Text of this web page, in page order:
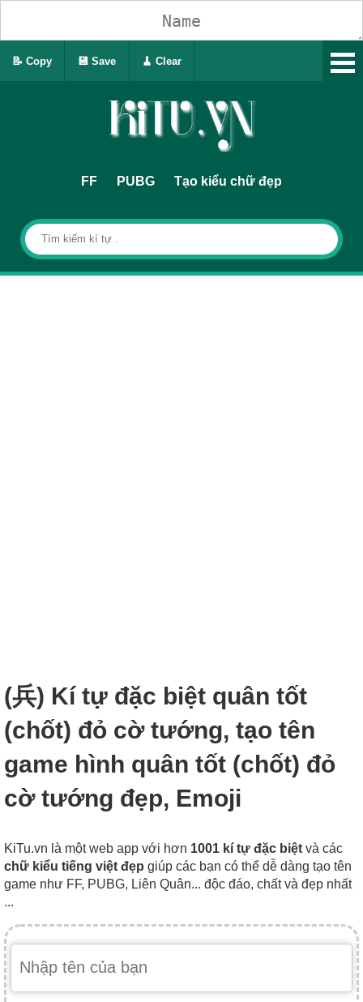
FF PUBG Tạo kiểu chữ đẹp
(兵) Kí tự đặc biệt quân tốt
(chốt) đỏ cờ tướng, tạo tên
game hình quân tốt (chốt) đỏ
cờ tướng đẹp, Emoji
KiTu.vn là một web app với hơn 1001 kí tự đặc biệt và các
chữ kiểu tiếng việt đẹp giúp các bạn có thể dễ dàng tạo tên
game như FF, PUBG, Liên Quân... độc đáo, chất và đẹp nhất
...
📝 Copy 💾 Save 🧹 Clear